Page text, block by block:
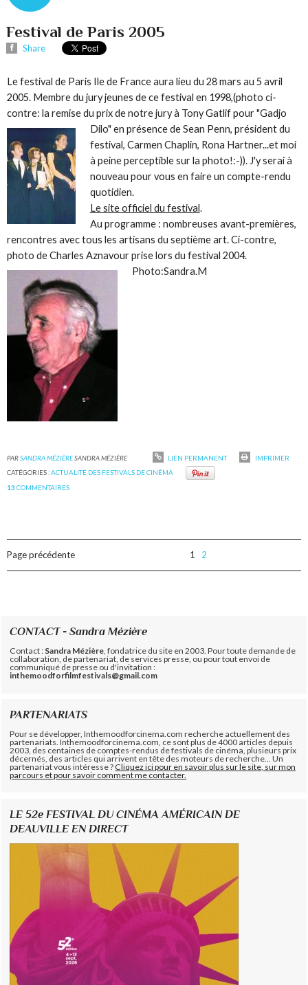
Festival de Paris 2005
Share
Le festival de Paris Ile de France aura lieu du 28 mars au 5 avril
2005. Membre du jury jeunes de ce festival en 1998,(photo ci-
contre: la remise du prix de notre jury à Tony Gatlif pour "Gadjo
Dilo" en présence de Sean Penn, président du
festival, Carmen Chaplin, Rona Hartner...et moi
à peine perceptible sur la photo!:-)). J'y serai à
nouveau pour vous en faire un compte-rendu
quotidien.
Le site officiel du festival.
Au programme : nombreuses avant-premières,
rencontres avec tous les artisans du septième art. Ci-contre,
photo de Charles Aznavour prise lors du festival 2004.
Photo:Sandra.M
PARSANDRA MÉZIÈRESANDRA MÉZIÈRE LIEN PERMANENT
IMPRIMER
CATÉGORIES :ACTUALITÉ DES FESTIVALS DE CINÉMA
13 COMMENTAIRES
Page précédente 1 2
CONTACT - Sandra Mézière
Contact : Sandra Mézière , fondatrice du site en 2003. Pour toute demande de
collaboration, de partenariat, de services presse, ou pour tout envoi de
communiqué de presse ou d'invitation :
inthemoodforfilmfestivals@gmail.com
PARTENARIATS
Pour se développer, Inthemoodforcinema.com recherche actuellement des
partenariats. Inthemoodforcinema.com, ce sont plus de 4000 articles depuis
2003, des centaines de comptes-rendus de festivals de cinéma, plusieurs prix
décernés, des articles qui arrivent en tête des moteurs de recherche... Un
partenariat vous intéresse ?Cliquez ici pour en savoir plus sur le site, sur mon
parcours et pour savoir comment me contacter.
LE 52e FESTIVAL DU CINÉMA AMÉRICAIN DE
DEAUVILLE EN DIRECT